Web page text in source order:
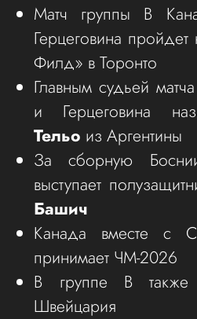
Матч группы B
Герцеговина
Филд» в Торонто
Главным судьей
и Герцеговина
Тельо из Аргентины
За сборную
выступает
Башич
Канада вместе с
принимает ЧМ-2026
В группе B
Швейцария